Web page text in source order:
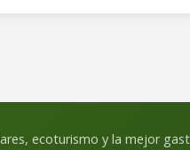
ecoturismo y la mejor